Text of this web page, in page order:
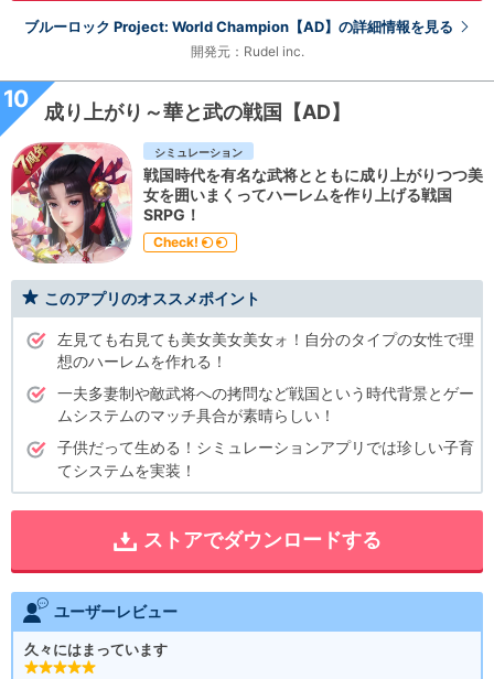
ブルーロック Project: World Champion【AD】の詳細情報を見る
開発元：Rudel inc.
10 成り上がり～華と武の戦国【AD】
シミュレーション
戦国時代を有名な武将とともに成り上がりつつ美
女を囲いまくってハーレムを作り上げる戦国
SRPG！
Check!
このアプリのオススメポイント
左見ても右見ても美女美女美女ォ！自分のタイプの女性で理
想のハーレムを作れる！
一夫多妻制や敵武将への拷問など戦国という時代背景とゲー
ムシステムのマッチ具合が素晴らしい！
子供だって生める！シミュレーションアプリでは珍しい子育
てシステムを実装！
ストアでダウンロードする
ユーザーレビュー
久々にはまっています